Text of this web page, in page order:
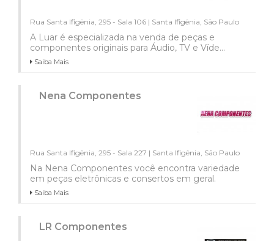
Rua Santa Ifigênia, 295 - Sala 106 | Santa Ifigênia, São Paulo
A Luar é especializada na venda de peças e
componentes originais para Áudio, TV e Víde...
Saiba Mais
Nena Componentes
Rua Santa Ifigênia, 295 - Sala 227 | Santa Ifigênia, São Paulo
Na Nena Componentes você encontra variedade
em peças eletrônicas e consertos em geral.
Saiba Mais
LR Componentes